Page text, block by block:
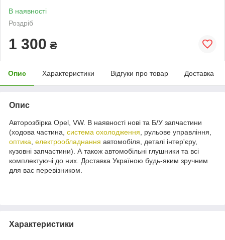
В наявності
Роздріб
1 300 ₴
Опис Характеристики Відгуки про товар Доставка
Опис
Авторозбірка Opel, VW. В наявності нові та Б/У запчастини
(ходова частина, система охолодження , рульове управління,
оптика електрообладнання автомобіля, деталі інтер'єру,
кузовні запчастини). А також автомобільні глушники та всі
комплектуючі до них. Доставка Україною будь-яким зручним
для вас перевізником.
Характеристики